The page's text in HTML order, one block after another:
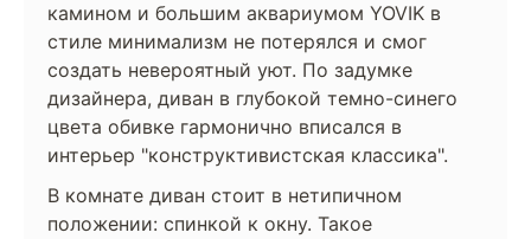
камином и большим аквариумом YOVIK в
стиле минимализм не потерялся и смог
создать невероятный уют. По задумке
дизайнера, диван в глубокой темно-синего
цвета обивке гармонично вписался в
интерьер "конструктивистская классика".
В комнате диван стоит в нетипичном
положении: спинкой к окну. Такое